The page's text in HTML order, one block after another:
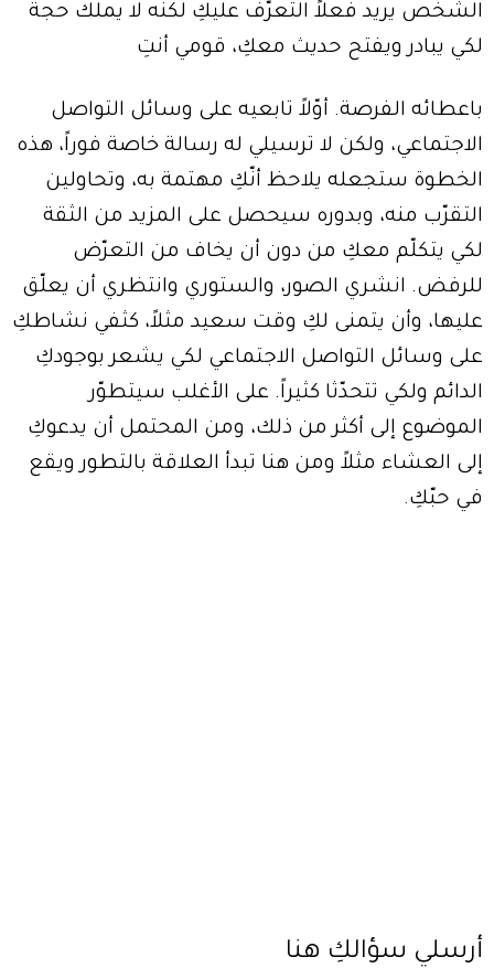
الشخص يريد فعلاً التعرّف عليكِ لكنه لا يملك حجة
لكي يبادر ويفتح حديث معكِ، قومي أنتِ
باعطائه الفرصة. أوّلاً تابعيه على وسائل التواصل
الاجتماعي، ولكن لا ترسيلي له رسالة خاصة فوراً، هذه
الخطوة ستجعله يلاحظ أنّكِ مهتمة به، وتحاولين
التقرّب منه، وبدوره سيحصل على المزيد من الثقة
لكي يتكلّم معكِ من دون أن يخاف من التعرّض
للرفض. انشري الصور، والستوري وانتظري أن يعلّق
عليها، وأن يتمنى لكِ وقت سعيد مثلاً، كثفي نشاطكِ
على وسائل التواصل الاجتماعي لكي يشعر بوجودكِ
الدائم ولكي تتحدّثا كثيراً. على الأغلب سيتطوّر
الموضوع إلى أكثر من ذلك، ومن المحتمل أن يدعوكِ
إلى العشاء مثلاً ومن هنا تبدأ العلاقة بالتطور ويقع
في حبّكِ.
أرسلي سؤالكِ هنا